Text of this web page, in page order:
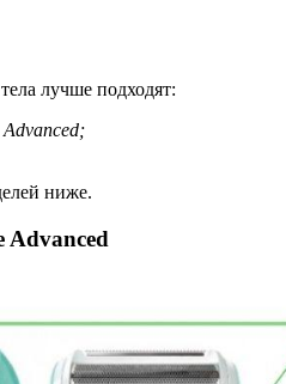
лучше подходят:
ниже.
Advanced